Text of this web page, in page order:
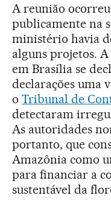
A reunião
publicamente na
ministério havia
alguns projetos.
em Brasília se
declarações uma
o Tribunal de
detectaram
As autoridades
portanto, que
Amazônia como
para financiar a
sustentável da